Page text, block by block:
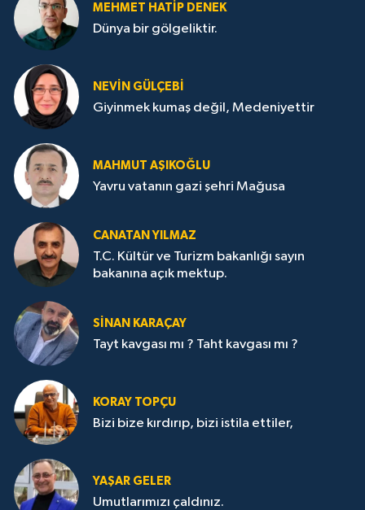
MEHMET HATİP DENEK
Dünya bir gölgeliktir.
NEVİN GÜLÇEBİ
Giyinmek kumaş değil, Medeniyettir
MAHMUT AŞIKOĞLU
Yavru vatanın gazi şehri Mağusa
CANATAN YILMAZ
T.C. Kültür ve Turizm bakanlığı sayın
bakanına açık mektup.
SİNAN KARAÇAY
Tayt kavgası mı ? Taht kavgası mı ?
KORAY TOPÇU
Bizi bize kırdırıp, bizi istila ettiler,
YAŞAR GELER
Umutlarımızı çaldınız.